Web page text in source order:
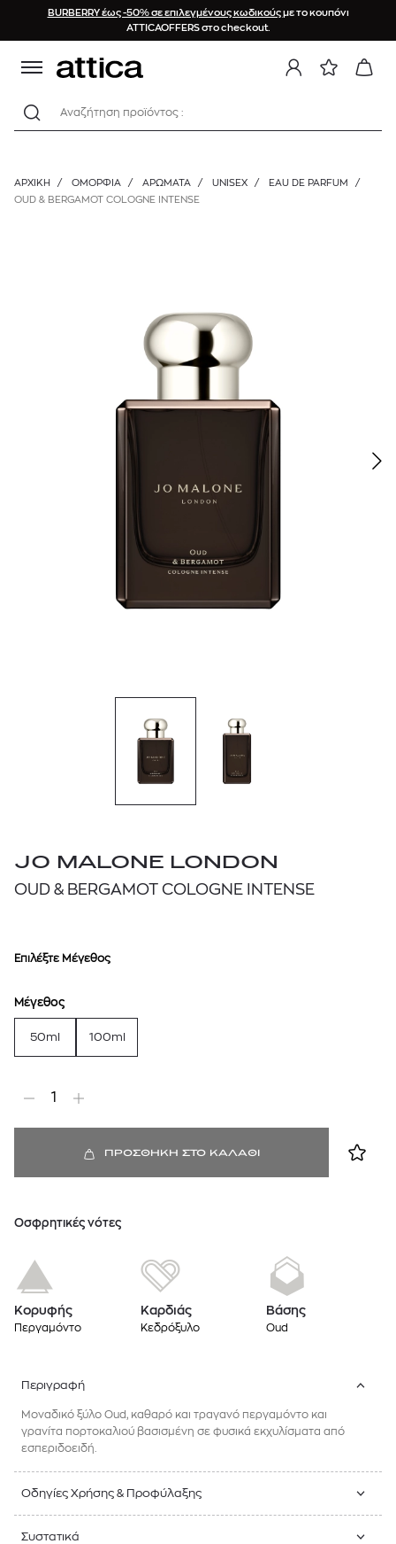
BURBERRY έως -50% σε επιλεγμένους κωδικούςμε το κουπόνι
ATTICAOFFERS στο checkout.
Αναζήτηση προϊόντος :
ΑΡΧΙΚΉ / ΟΜΟΡΦΙΑ / ΑΡΩΜΑΤΑ / UNISEX / EAU DE PARFUM
/
OUD & BERGAMOT COLOGNE INTENSE
JO MALONE LONDON
OUD & BERGAMOT COLOGNE INTENSE
Επιλέξτε Μέγεθος
Μέγεθος
50ml 100ml
1
ΠΡΟΣΘΗΚΗ ΣΤΟ ΚΑΛΑΘΙ
Oσφρητικές νότες
Κορυφής
Περγαμόντο
Καρδιάς
Κεδρόξυλο
Βάσης
Oud
Περιγραφή
Μοναδικό ξύλο Oud, καθαρό και τραγανό περγαμόντο και
γρανίτα πορτοκαλιού βασισμένη σε φυσικά εκχυλίσματα από
εσπεριδοειδή.
Οδηγίες Χρήσης & Προφύλαξης
Συστατικά